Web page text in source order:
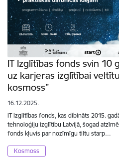
IT Izglītības fonds svin 10
uz karjeras izglītībai
kosmoss”
16.12.2025.
IT Izglītības fonds, kas dibināts 2015.
tehnoloģiju izglītību Latvijā, šogad
fonds kļuvis par nozīmīgu tiltu starp…
Kosmoss